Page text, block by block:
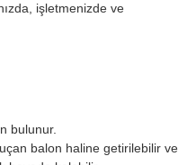
işletmenizde ve
bulunur.
balon haline getirilebilir ve